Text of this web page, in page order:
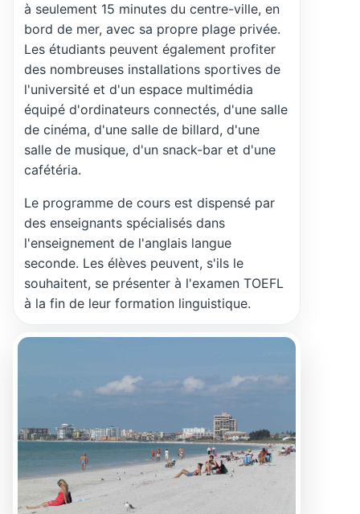
à seulement 15 minutes du centre-ville, en
bord de mer, avec sa propre plage privée.
Les étudiants peuvent également profiter
des nombreuses installations sportives de
l'université et d'un espace multimédia
équipé d'ordinateurs connectés, d'une salle
de cinéma, d'une salle de billard, d'une
salle de musique, d'un snack-bar et d'une
cafétéria.
Le programme de cours est dispensé par
des enseignants spécialisés dans
l'enseignement de l'anglais langue
seconde. Les élèves peuvent, s'ils le
souhaitent, se présenter à l'examen TOEFL
à la fin de leur formation linguistique.